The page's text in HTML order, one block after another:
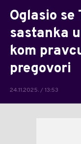
Oglasio se
sastanka
kom
pregovori
24.11.2025. / 13:53